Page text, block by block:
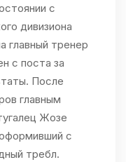
с
дивизиона
главный тренер
с поста за
После
главным
Жозе
с
требл.